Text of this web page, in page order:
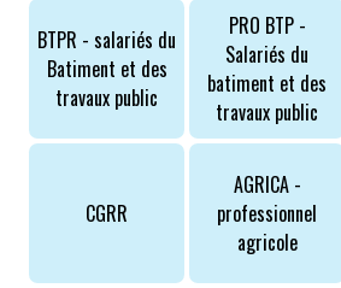
BTPR - salariés du
Batiment et des
travaux public
PRO BTP -
Salariés du
batiment et des
travaux public
CGRR
AGRICA -
professionnel
agricole